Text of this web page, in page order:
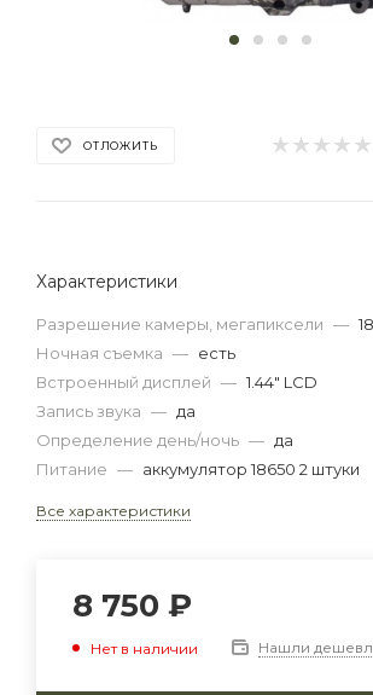
ОТЛОЖИТЬ
Характеристики
Разрешение камеры, мегапиксели — 18
Ночная съемка — есть
Встроенный дисплей — 1.44" LCD
Запись звука — да
Определение день/ночь — да
Питание — аккумулятор 18650 2 штуки
Все характеристики
8 750 ₽
Нет в наличии Нашли